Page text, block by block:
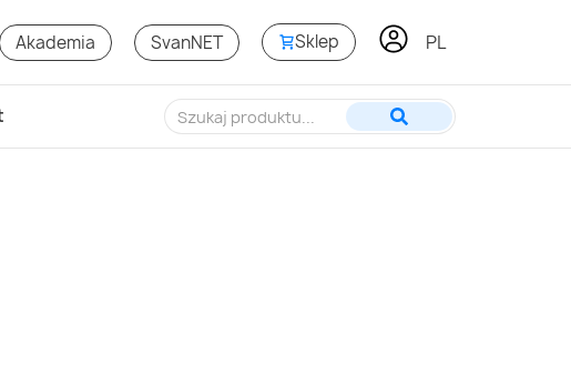
Akademia SvanNET Sklep PL